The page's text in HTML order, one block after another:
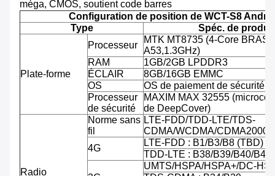
méga, CMOS, soutient code barres
Configuration de position de WCT-S8
Type
Spéc. de produit
Plate-forme
Processeur
MTK MT8735 (4-Core BRAS
A53,1.3GHz)
RAM
1GB/2GB LPDDR3
ÉCLAIR
8GB/16GB EMMC
OS
OS de paiement de sécurité
Processeur
de sécurité
MAXIM MAX 32555
de DeepCover)
Radio
Norme sans
fil
LTE-FDD/TDD-LTE/TDS-
CDMA/WCDMA/CDMA2000/
4G
LTE-FDD : B1/B3/B8 (TBD)
TDD-LTE : B38/B39/B40/B41
UMTS/HSPA/HSPA+/DC-